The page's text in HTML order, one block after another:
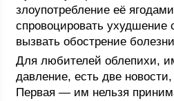
злоупотребление её
спровоцировать ухудшение
вызвать обострение
Для любителей облепихи,
давление, есть две
Первая — им нельзя